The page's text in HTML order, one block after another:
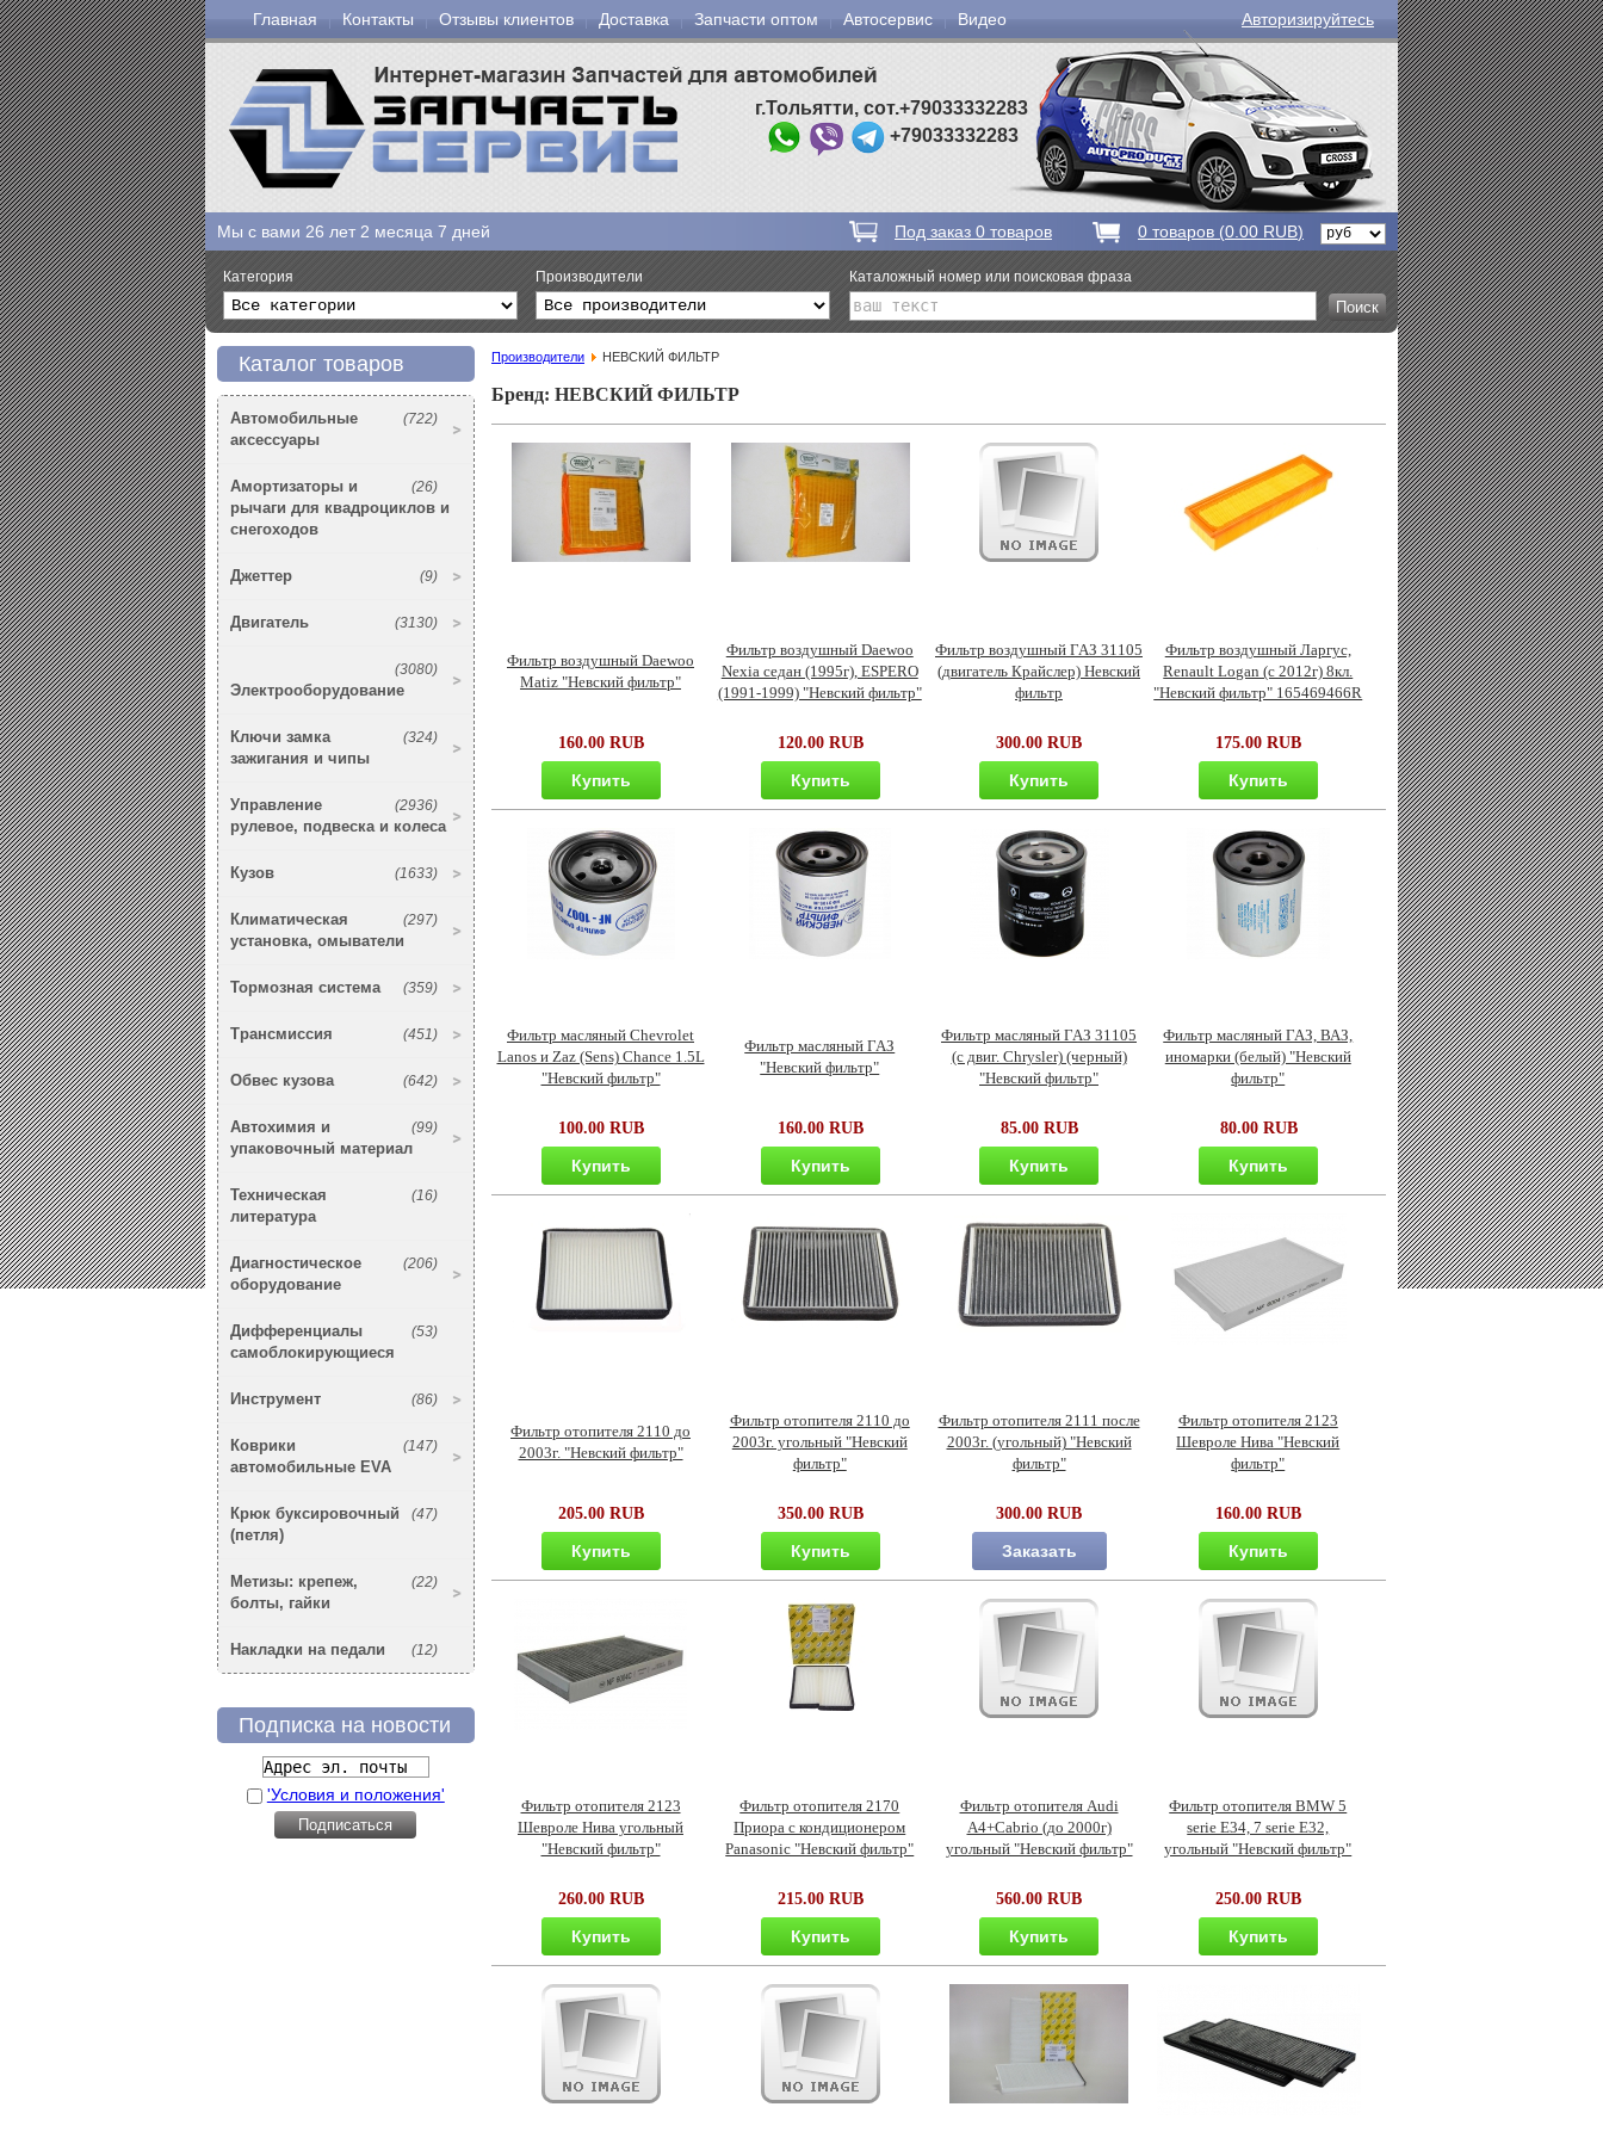
Главная Контакты Отзывы клиентов Доставка Запчасти оптом Автосервис Видео Авторизируйтесь
г.Тольятти, сот.+79033332283
+79033332283
Мы с вами 26 лет 2 месяца 7 дней Под заказ 0 товаров 0 товаров (0.00 RUB)
Категория Производители Каталожный номер или поисковая фраза
Каталог товаров
(722)
Автомобильные
аксессуары
(26)
Амортизаторы и
рычаги для квадроциклов и
снегоходов
(9)
Джеттер
(3130)
Двигатель
(3080)
Электрооборудование
(324)
Ключи замка
зажигания и чипы
(2936)
Управление
рулевое, подвеска и колеса
(1633)
Кузов
(297)
Климатическая
установка, омыватели
(359)
Тормозная система
(451)
Трансмиссия
(642)
Обвес кузова
(99)
Автохимия и
упаковочный материал
(16)
Техническая
литература
(206)
Диагностическое
оборудование
(53)
Дифференциалы
самоблокирующиеся
(86)
Инструмент
(147)
Коврики
автомобильные EVA
(47)
Крюк буксировочный
(петля)
(22)
Метизы: крепеж,
болты, гайки
(12)
Накладки на педали
Подписка на новости
'Условия и положения'
Производители НЕВСКИЙ ФИЛЬТР
Бренд: НЕВСКИЙ ФИЛЬТР
Фильтр воздушный Daewoo
Matiz "Невский фильтр"
160.00 RUB
Купить
Фильтр воздушный Daewoo
Nexia седан (1995г), ESPERO
(1991-1999) "Невский фильтр"
120.00 RUB
Купить
Фильтр воздушный ГАЗ 31105
(двигатель Крайслер) Невский
фильтр
300.00 RUB
Купить
Фильтр воздушный Ларгус,
Renault Logan (с 2012г) 8кл.
"Невский фильтр" 165469466R
175.00 RUB
Купить
Фильтр масляный Chevrolet
Lanos и Zaz (Sens) Chance 1.5L
"Невский фильтр"
100.00 RUB
Купить
Фильтр масляный ГАЗ
"Невский фильтр"
160.00 RUB
Купить
Фильтр масляный ГАЗ 31105
(с двиг. Сhrysler) (черный)
"Невский фильтр"
85.00 RUB
Купить
Фильтр масляный ГАЗ, ВАЗ,
иномарки (белый) "Невский
фильтр"
80.00 RUB
Купить
Фильтр отопителя 2110 до
2003г. "Невский фильтр"
205.00 RUB
Купить
Фильтр отопителя 2110 до
2003г. угольный "Невский
фильтр"
350.00 RUB
Купить
Фильтр отопителя 2111 после
2003г. (угольный) "Невский
фильтр"
300.00 RUB
Заказать
Фильтр отопителя 2123
Шевроле Нива "Невский
фильтр"
160.00 RUB
Купить
Фильтр отопителя 2123
Шевроле Нива угольный
"Невский фильтр"
260.00 RUB
Купить
Фильтр отопителя 2170
Приора с кондиционером
Panasonic "Невский фильтр"
215.00 RUB
Купить
Фильтр отопителя Audi
A4+Cabrio (до 2000г)
угольный "Невский фильтр"
560.00 RUB
Купить
Фильтр отопителя BMW 5
serie E34, 7 serie E32,
угольный "Невский фильтр"
250.00 RUB
Купить